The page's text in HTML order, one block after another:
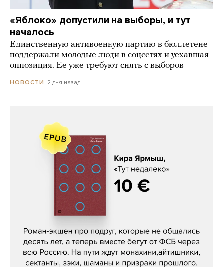
«Яблоко» допустили на выборы, и тут
началось
Единственную антивоенную партию в бюллетене
поддержали молодые люди в соцсетях и уехавшая
оппозиция. Ее уже требуют снять с выборов
НОВОСТИ 2 дня назад
Кира Ярмыш, «Тут недалеко»